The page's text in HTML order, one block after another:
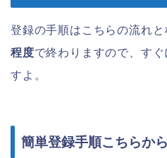
登録の手順はこちらの流れと
程度で終わりますので、す
すよ。
簡単登録手順こちらから